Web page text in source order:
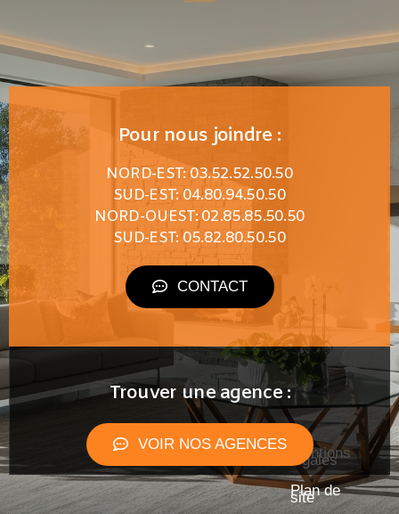
Pour nous joindre :
NORD-EST: 03.52.52.50.50
SUD-EST: 04.80.94.50.50
NORD-OUEST: 02.85.85.50.50
SUD-EST: 05.82.80.50.50
CONTACT
Trouver une agence :
VOIR NOS AGENCES
Mentions
légales
Plan de
site